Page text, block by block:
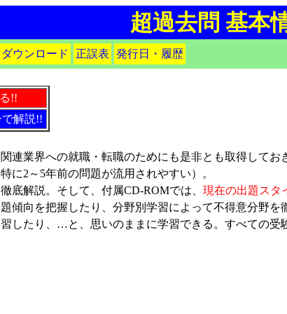
超過去問 基本
ダウンロード 正誤表 発行日・履歴
!!
で解説!!
業界への就職・転職のためにも是非とも取得してお
特に2～5年前の問題が流用されやすい）。
解説。そして、付属CD-ROMでは、 現在の出題スタ
傾向を把握したり、分野別学習によって不得意分野
したり、…と、思いのままに学習できる。すべての受